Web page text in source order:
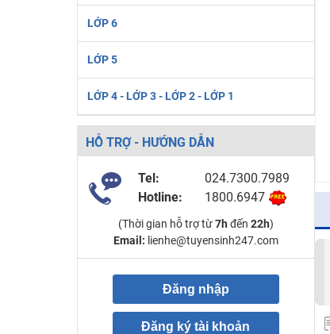
LỚP 6
LỚP 5
LỚP 4 - LỚP 3 - LỚP 2 - LỚP 1
HỖ TRỢ - HƯỚNG DẪN
Tel:
024.7300.7989
Hotline:
1800.6947
(Thời gian hỗ trợ từ7h đến 22h)
Email: lienhe@tuyensinh247.com
Đăng nhập
Đăng ký tài khoản